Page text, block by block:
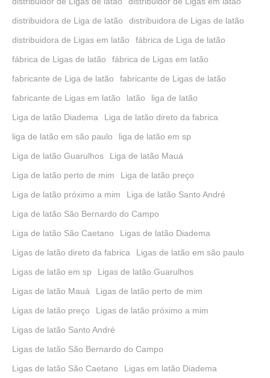
distribuidora de Liga de latão
distribuidora de Ligas de latão
distribuidora de Ligas em latão
fábrica de Liga de latão
fábrica de Ligas de latão
fábrica de Ligas em latão
fabricante de Liga de latão
fabricante de Ligas de latão
fabricante de Ligas em latão
latão
liga de latão
Liga de latão Diadema
Liga de latão direto da fabrica
liga de latão em são paulo
liga de latão em sp
Liga de latão Guarulhos
Liga de latão Mauá
Liga de latão perto de mim
Liga de latão preço
Liga de latão próximo a mim
Liga de latão Santo André
Liga de latão São Bernardo do Campo
Liga de latão São Caetano
Ligas de latão Diadema
Ligas de latão direto da fabrica
Ligas de latão em são paulo
Ligas de latão em sp
Ligas de latão Guarulhos
Ligas de latão Mauá
Ligas de latão perto de mim
Ligas de latão preço
Ligas de latão próximo a mim
Ligas de latão Santo André
Ligas de latão São Bernardo do Campo
Ligas de latão São Caetano
Ligas em latão Diadema